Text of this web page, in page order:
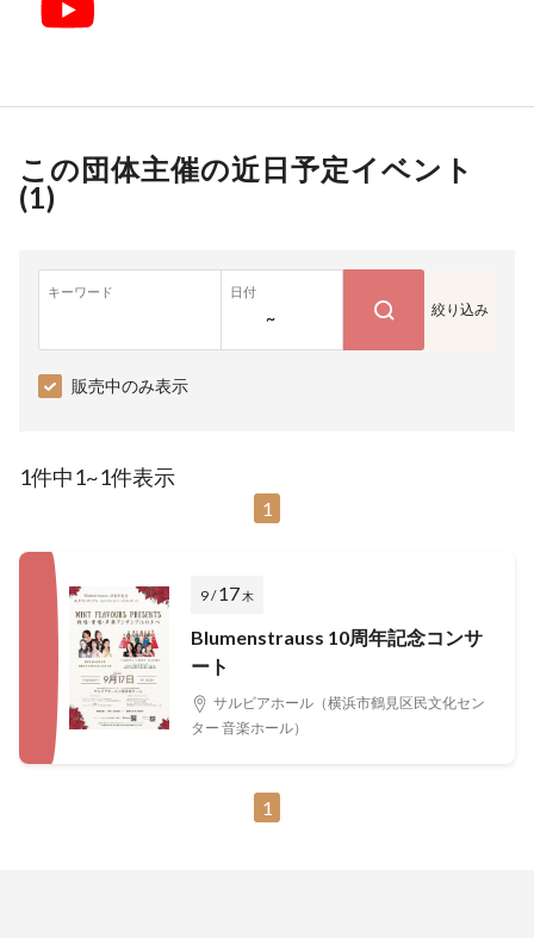
この団体主催の近日予定イベント
(1)
キーワード 日付
~ 絞り込み
販売中のみ表示
1件中1~1件表示
1
9 /17木
Blumenstrauss 10周年記念コンサ
ート
サルビアホール（横浜市鶴見区民文化セン
ター 音楽ホール）
1